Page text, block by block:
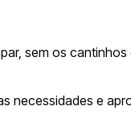
sem os
necessidades e